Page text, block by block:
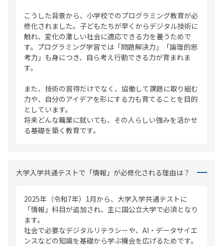
こうした背景から、小学校でのプログラミング教育が必
修化されました。子どもたちが早くからデジタル技術に
触れ、変化の激しい社会に適応できる力を養うためで
す。プログラミング学習では「問題解決力」「論理的思
考力」も身につき、自ら考え行動できる力が育まれま
す。
また、技術の習得だけでなく、協働して課題に取り組む
力や、自分のアイデアを形にする力も育てることを目的
としています。
将来どんな職業に就いても、その人らしい強みを活かせ
る基礎を築く教育です。
大学入学共通テストで「情報」が必修化される理由は？
2025年（令和7年）1月から、大学入学共通テストに
「情報」科目が追加され、主に国公立大学で必須となり
ます。
社会で必要なデジタルリテラシーや、AI・データサイエ
ンスなどの知識を基礎から学ぶ機会を広げるためです。